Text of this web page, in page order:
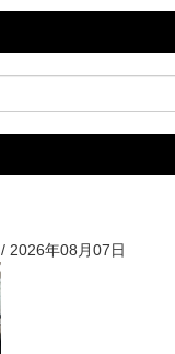
/ 2026年08月07日